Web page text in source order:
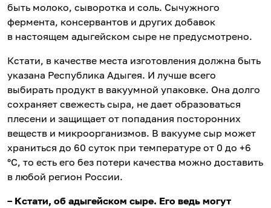
быть молоко, сыворотка и соль. Сычужного
фермента, консервантов и других добавок
в настоящем адыгейском сыре не предусмотрено.
Кстати, в качестве места изготовления должна быть
указана Республика Адыгея. И лучше всего
выбирать продукт в вакуумной упаковке. Она долго
сохраняет свежесть сыра, не дает образоваться
плесени и защищает от попадания посторонних
веществ и микроорганизмов. В вакууме сыр может
храниться до 60 суток при температуре от 0 до +6
°C, то есть его без потери качества можно доставить
в любой регион России.
– Кстати, об адыгейском сыре. Его ведь могут